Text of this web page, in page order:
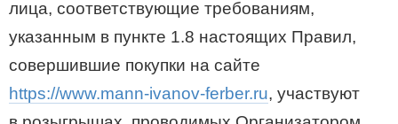
лица, соответствующие требованиям,
указанным в пункте 1.8 настоящих Правил,
совершившие покупки на сайте
https://www.mann-ivanov-ferber.ru, участвуют